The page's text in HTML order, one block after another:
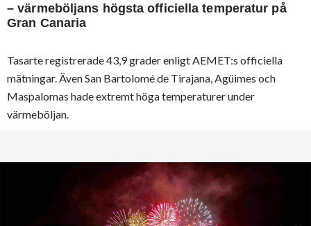
– värmeböljans högsta officiella temperatur på
Gran Canaria
Tasarte registrerade 43,9 grader enligt AEMET:s officiella
mätningar. Även San Bartolomé de Tirajana, Agüimes och
Maspalomas hade extremt höga temperaturer under
värmeböljan.